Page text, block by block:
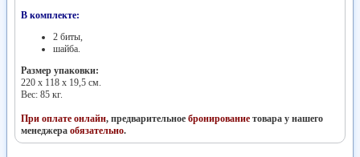
В комплекте:
2 биты,
шайба.
Размер упаковки:
220 х 118 х 19,5 см.
Вес: 85 кг.
При оплате онлайн, предварительное бронирование товара у нашего
менеджера обязательно.